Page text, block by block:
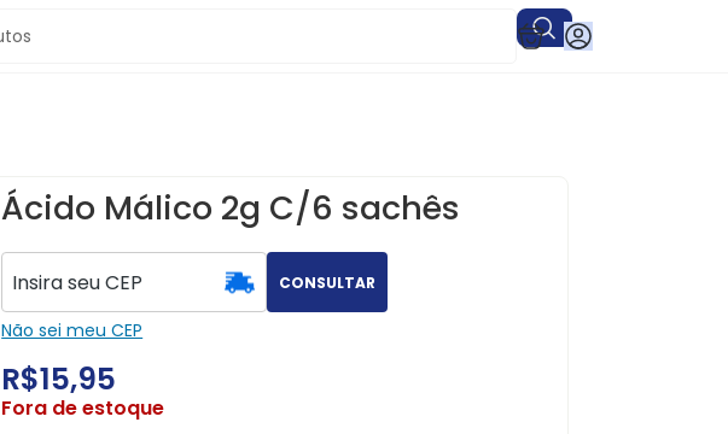
Ácido Málico 2g C/6 sachês
CONSULTAR
Não sei meu CEP
R$15,95
Fora de estoque